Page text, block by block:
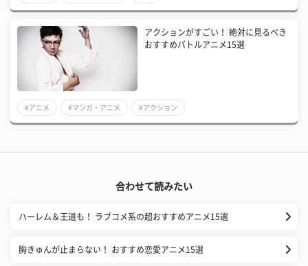
アクションがすごい！ 絶対に見るべき
おすすめバトルアニメ15選
#アニメ #マンガ・アニメ #アクション
合わせて読みたい
ハーレム＆王道も！ ラブコメ系の超おすすめアニメ15選
胸きゅんが止まらない！ おすすめ恋愛アニメ15選